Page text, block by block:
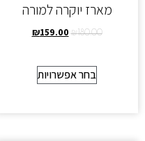
מארז יוקרה למורה
₪180.00
₪159.00
בחר אפשרויות